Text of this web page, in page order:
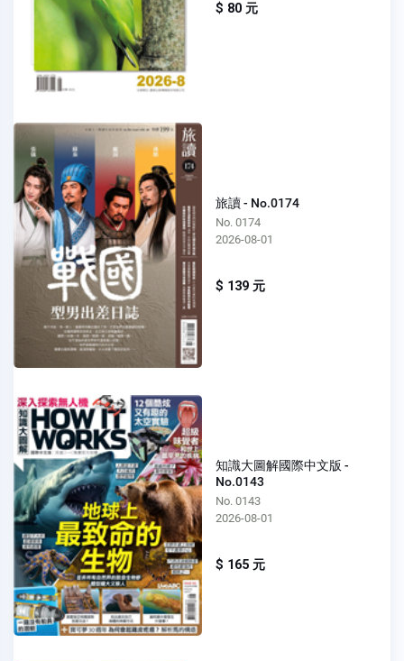
$ 80 元
旅讀 - No.0174
No. 0174
2026-08-01
$ 139 元
知識大圖解國際中文版 -
No.0143
No. 0143
2026-08-01
$ 165 元